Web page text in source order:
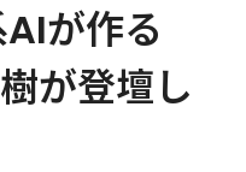
が作る
が登壇し